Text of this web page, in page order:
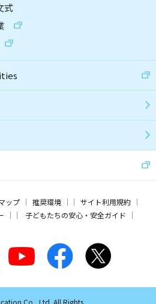
式
ップ 推奨環境
サイト利用規約
子どもたちの安心・安全ガイド
Co., Ltd. All Rights